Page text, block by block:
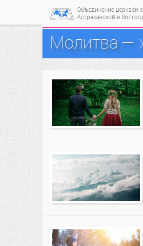
Объединение церквей
Астраханской и
Молитва —